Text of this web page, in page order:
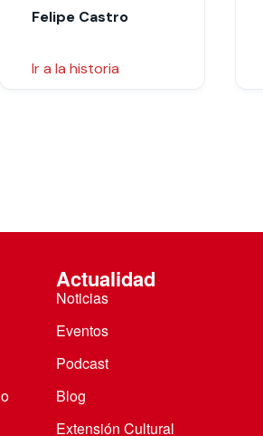
Felipe Castro
Ir a la historia
Actualidad
Noticias
Eventos
Podcast
Blog
Extensión Cultural